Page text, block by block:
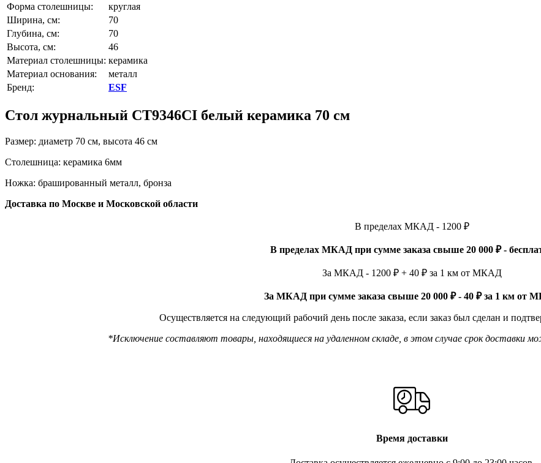
Форма столешницы:
круглая
Ширина, см:
70
Глубина, см:
70
Высота, см:
46
Материал столешницы: керамика
Материал основания:
металл
Бренд:
ESF
Стол журнальный CT9346CI белый керамика 70 см
Размер: диаметр 70 см, высота 46 см
Столешница: керамика 6мм
Ножка: брашированный металл, бронза
Доставка по Москве и Московской области
В пределах МКАД - 1200 ₽
В пределах МКАД при сумме заказа свыше 20 000 ₽ -
За МКАД - 1200 ₽ + 40 ₽ за 1 км от МКАД
За МКАД при сумме заказа свыше 20 000 ₽ - 40 ₽ за 1 км от
Осуществляется на следующий рабочий день после заказа, если заказ был сделан и
*Исключение составляют товары, находящиеся на удаленном складе, в этом случае срок доставки
Время доставки